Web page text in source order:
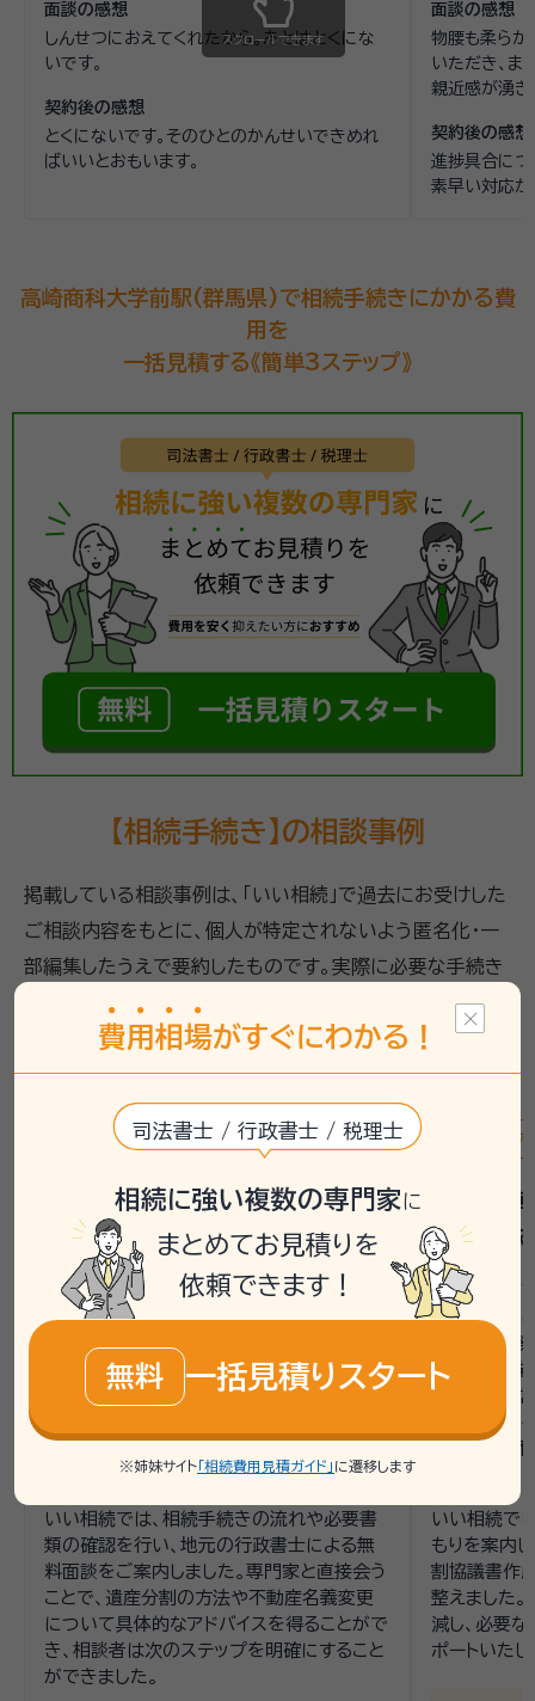
面談の感想
しんせつにおえてくれたから。あとはとくにな
いです。
契約後の感想
とくにないです。そのひとのかんせいできめれ
ばいいとおもいます。
面談の感想
物腰も柔らか
いただき、ま
親近感が湧き
契約後の感想
進捗具合に
素早い対応が
スクロールできます
高崎商科大学前駅(群馬県)で相続手続きにかかる費
用を
一括見積する《簡単3ステップ》
【相続手続き】の相談事例
掲載している相談事例は、「いい相続」で過去にお受けした
ご相談内容をもとに、個人が特定されないよう匿名化・一
部編集したうえで要約したものです。実際に必要な手続き
や相談先は、お客様の状況により異なるため、詳しくは専
門家や相談窓口へご確認ください。
遺産分割 相続登記 相続手続き 戸籍収集
父母の続いた相続で不動産名義
変更に悩む
相談者は昨年11月に父を、今年2月に母を
亡くし、相続手続きを進める必要がありまし
た。不動産として家屋、宅地、畑、田んぼがあ
り、遺言書はなく、妹とともに相続人となっ
ています。特に家屋の名義を相談者と妹の
状況でした。
いい相続では、相続手続きの流れや必要書
類の確認を行い、地元の行政書士による無
料面談をご案内しました。専門家と直接会う
ことで、遺産分割の方法や不動産名義変更
について具体的なアドバイスを得ることがで
き、相談者は次のステップを明確にすること
ができました。
故人の
書作成依
相談者は約
義変更せず
が悪くなり
続きの際、
が必要だと
を依頼でき
車のみで、
いい相続で
もりを案内
割協議書作
整えました
減し、必要
ポートいたし
費用 相場がすぐにわかる！
司法書士 / 行政書士 / 税理士
相続に強い複数の専門家に
まとめてお見積りを
依頼できます！
無料 一括見積りスタート
※姉妹サイト 「相続費用見積ガイド」 に遷移します